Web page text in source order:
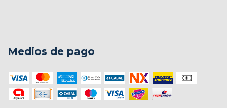
Medios de pago